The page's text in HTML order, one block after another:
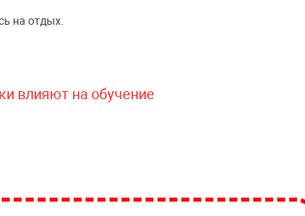
на отдых.
влияют на обучение